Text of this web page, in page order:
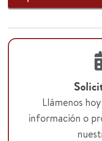
Llámenos
información o